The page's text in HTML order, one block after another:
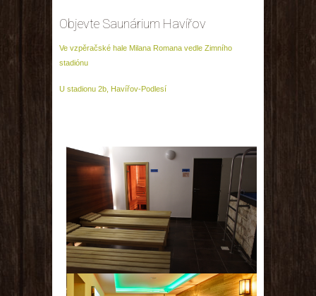
Objevte Saunárium Havířov
Ve vzpěračské hale Milana Romana vedle Zimního
stadiónu
U stadionu 2b, Havířov-Podlesí